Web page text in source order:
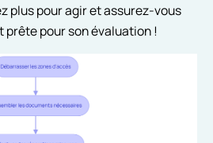
plus pour agir et assurez-vous
pour son évaluation !